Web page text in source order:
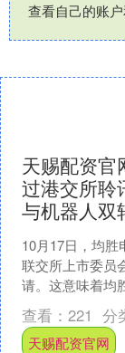
查看自己的账
天赐配资官
过港交所聆
与机器人双
10月17日，均胜
联交所上市委员
请。这意味着均
板上市聆讯。此
港上市备案，拟
查看： 221 分
天赐配资官网